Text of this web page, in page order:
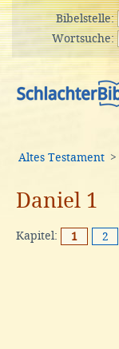
Bibelstelle:
Wortsuche:
Altes Testament >
Daniel 1
Kapitel: 1 2